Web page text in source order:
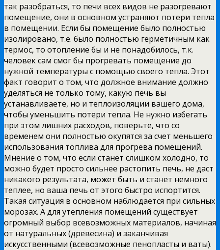
так разобраться, то печи всех видов не разогревают
помещение, они в основном устраняют потери тепла
в помещении. Если бы помещение было полностью
изолировано, т.е. было полностью герметичным как
термос, то отопление бы и не понадобилось, т.к.
человек сам смог бы прогревать помещение до
нужной температуры с помощью своего тепла. Этот
факт говорит о том, что должное внимание должно
уделяться не только тому, какую печь вы
устанавливаете, но и теплоизоляции вашего дома,
чтобы уменьшить потери тепла. Не нужно избегать
при этом лишних расходов, поверьте, что со
временем они полностью окупятся за счет меньшего
использования топлива для прогрева помещений.
Мнение о том, что если станет слишком холодно, то
можно будет просто сильнее растопить печь, не даст
никакого результата, может быть и станет немного
теплее, но ваша печь от этого быстро испортится.
Такая ситуация в основном наблюдается при сильных
морозах. А для утепления помещений существует
огромный выбор всевозможных материалов, начиная
от натуральных (древесина) и заканчивая
искусственными (всевозможные пенопласты и ваты).